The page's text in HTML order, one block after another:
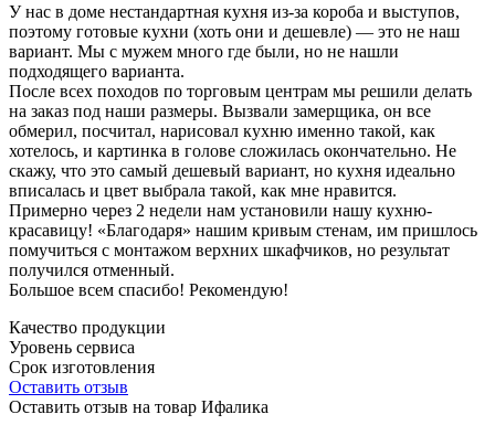
У нас в доме нестандартная кухня из-за короба и выступов,
поэтому готовые кухни (хоть они и дешевле) — это не наш
вариант. Мы с мужем много где были, но не нашли
подходящего варианта.
После всех походов по торговым центрам мы решили делать
на заказ под наши размеры. Вызвали замерщика, он все
обмерил, посчитал, нарисовал кухню именно такой, как
хотелось, и картинка в голове сложилась окончательно. Не
скажу, что это самый дешевый вариант, но кухня идеально
вписалась и цвет выбрала такой, как мне нравится.
Примерно через 2 недели нам установили нашу кухню-
красавицу! «Благодаря» нашим кривым стенам, им пришлось
помучиться с монтажом верхних шкафчиков, но результат
получился отменный.
Большое всем спасибо! Рекомендую!
Качество продукции
Уровень сервиса
Срок изготовления
Оставить отзыв
Оставить отзыв на товар Ифалика